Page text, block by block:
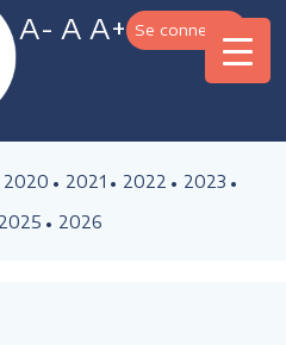
A- A A+ Se connecter
2020 2021 2022
2023
2025 2026